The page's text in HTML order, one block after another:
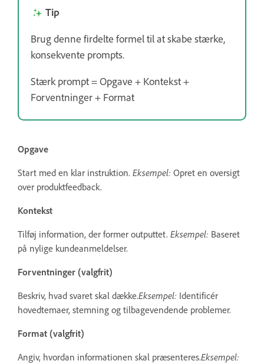
Tip
Brug denne firdelte formel til at skabe stærke,
konsekvente prompts.
Stærk prompt = Opgave + Kontekst +
Forventninger + Format
Opgave
Start med en klar instruktion. Eksempel: Opret en oversigt
over produktfeedback.
Kontekst
Tilføj information, der former outputtet. Eksempel: Baseret
på nylige kundeanmeldelser.
Forventninger (valgfrit)
Beskriv, hvad svaret skal dække.Eksempel: Identificér
hovedtemaer, stemning og tilbagevendende problemer.
Format (valgfrit)
Angiv, hvordan informationen skal præsenteres.Eksempel: